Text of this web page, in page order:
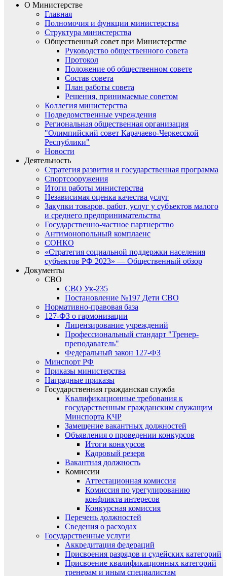
О Министерстве
Главная
Полномочия и функции министерства
Структура министерства
Общественный совет при Министерстве
Руководство общественного совета
Протокол
Положение об общественном совете
Состав совета
План работы совета
Решения, принимаемые советом
Коллегия министерства
Подведомственные учреждения
Региональная общественная организация
"Олимпийский совет Карачаево-Черкесской
Республики"
Новости
Деятельность
Стратегия развития и государственная программа
Спортсооружения
Итоги работы министерства
Независимая оценка качества услуг
Закупки товаров, работ, услуг у субъектов малого
и среднего предпринимательства
Государственно-частное партнерство
Антимонопольный комплаенс
СОНКО
«Стратегия социальной поддержки населения
субъектов РФ 2023» — Общественный обзор
Документы
СВО
СВО Ук-235
Постановление №197 Дети СВО
Нормативно-правовая база
127-ФЗ о гармонизации
Лицензирование учреждений
Профессиональный стандарт "Тренер-
преподаватель"
Федеральный закон 127-ФЗ
Минспорт РФ
Приказы министерства
Наградные приказы
Государственная гражданская служба
Квалификационные требования к
государственным гражданским служащим
Минспорта КЧР
Замещение вакантных должностей
Объявления о проведении конкурсов
Итоги конкурсов
Кадровый резерв
Вакантная должность
Комиссии
Аттестационная комиссия
Комиссия по урегулированию
конфликта интересов
Конкурсная комиссия
Перечень должностей
Сведения о расходах
Государственные услуги
Аккредитация федераций
Присвоения разрядов и судейских категорий
Присвоение квалификационных категорий
тренерам и иным специалистам